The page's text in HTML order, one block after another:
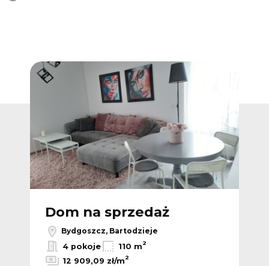
Dom na sprzedaż
Bydgoszcz, Bartodzieje
4 pokoje
110 m2
12 909,09 zł/m2